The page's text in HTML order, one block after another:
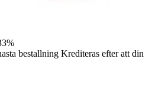
bestallning Krediteras efter att din